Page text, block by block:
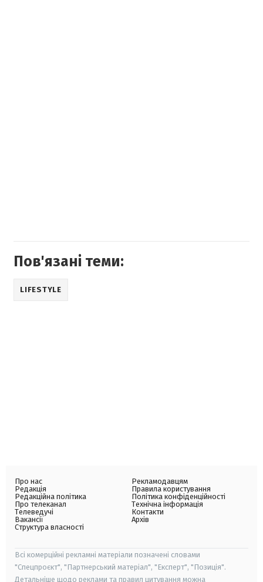
Пов'язані теми:
LIFESTYLE
Про нас
Редакція
Редакційна політика
Про телеканал
Телеведучі
Вакансії
Структура власності
Рекламодавцям
Правила користування
Політика конфіденційності
Технічна інформація
Контакти
Архів
Всі комерційні рекламні матеріали позначені словами
"Спецпроєкт", "Партнерський матеріал", "Експерт", "Позиція".
Детальніше щодо реклами та правил цитування можна